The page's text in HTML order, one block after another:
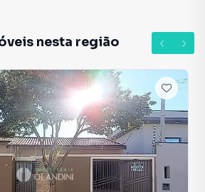
nesta região